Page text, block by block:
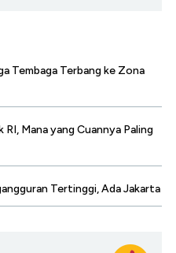
Tembaga Terbang ke Zona
Mana yang Cuannya Paling
Tertinggi, Ada Jakarta